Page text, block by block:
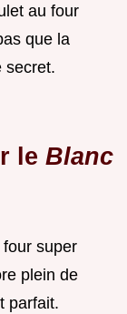
au four
que la
secret.
le Blanc
super
plein de
parfait.